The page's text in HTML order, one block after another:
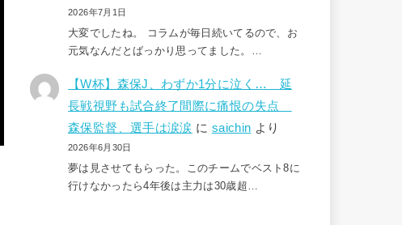
2026年7月1日
大変でしたね。 コラムが毎日続いてるので、お
元気なんだとばっかり思ってました。…
【W杯】森保J、わずか1分に泣く… 延
長戦視野も試合終了間際に痛恨の失点
森保監督、選手は涙涙 に saichin より
2026年6月30日
夢は見させてもらった。このチームでベスト8に
行けなかったら4年後は主力は30歳超…